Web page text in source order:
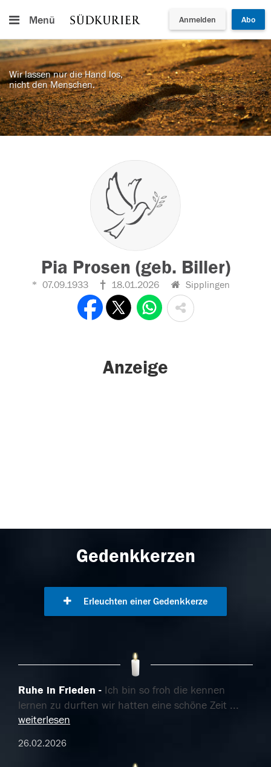
Menü Anmelden Abo
Wir lassen nur die Hand los,
nicht den Menschen.
Pia Prosen (geb. Biller)
07.09.1933 18.01.2026 Sipplingen
Anzeige
Gedenkkerzen
Erleuchten einer Gedenkkerze
Ruhe in Frieden
Ich bin so froh die kennen
lernen zu durften wir hatten eine schöne Zeit ...
weiterlesen
26.02.2026